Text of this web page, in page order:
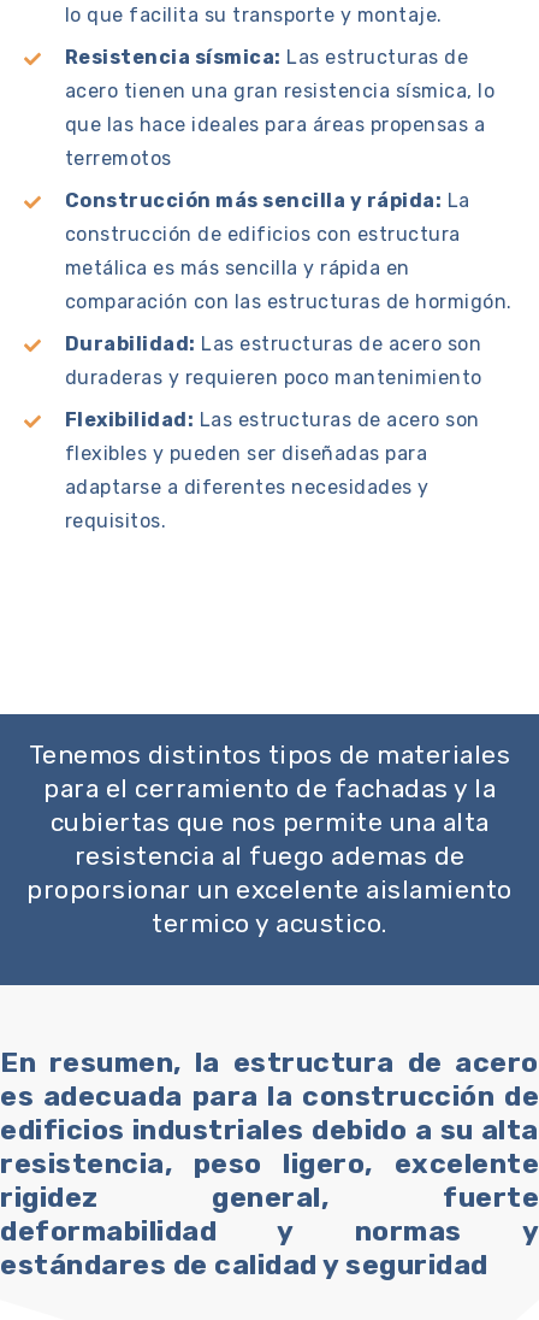
lo que facilita su transporte y montaje.
Resistencia sísmica: Las estructuras de
acero tienen una gran resistencia sísmica, lo
que las hace ideales para áreas propensas a
terremotos
Construcción más sencilla y rápida: La
construcción de edificios con estructura
metálica es más sencilla y rápida en
comparación con las estructuras de hormigón.
Durabilidad: Las estructuras de acero son
duraderas y requieren poco mantenimiento
Flexibilidad: Las estructuras de acero son
flexibles y pueden ser diseñadas para
adaptarse a diferentes necesidades y
requisitos.
Tenemos distintos tipos de materiales
para el cerramiento de fachadas y la
cubiertas que nos permite una alta
resistencia al fuego ademas de
proporsionar un excelente aislamiento
termico y acustico.
En resumen, la estructura de acero
es adecuada para la construcción de
edificios industriales debido a su alta
resistencia, peso ligero, excelente
rigidez general, fuerte
deformabilidad y normas y
estándares de calidad y seguridad